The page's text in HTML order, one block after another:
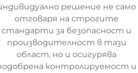
решение не само
отговаря на строгите
стандарти за безопасност и
производителност в тази
област, но и осигурява
контролируемост и